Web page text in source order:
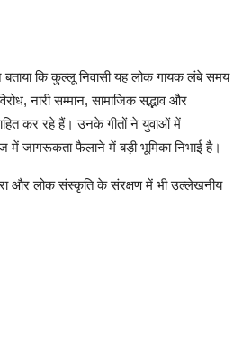
कि कुल्लू निवासी यह लोक गायक लंबे समय
नारी सम्मान, सामाजिक सद्भाव और
कर रहे हैं। उनके गीतों ने युवाओं में
में जागरूकता फैलाने में बड़ी भूमिका निभाई है।
और लोक संस्कृति के संरक्षण में भी उल्लेखनीय